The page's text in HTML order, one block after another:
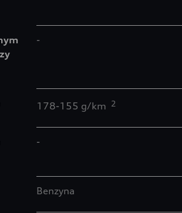
-
178-155 g/km 2
-
Benzyna